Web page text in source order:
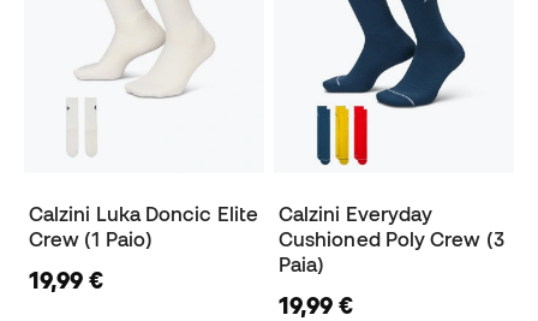
Calzini Luka Doncic Elite
Crew (1 Paio)
19,99 €
Calzini Everyday
Cushioned Poly Crew (3
Paia)
19,99 €